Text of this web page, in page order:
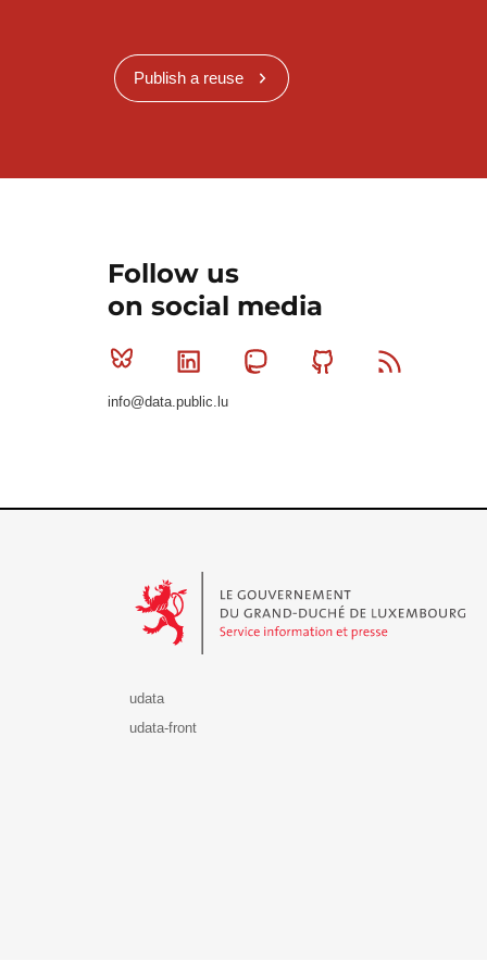
Publish a reuse
Follow us
on social media
Bluesky Linkedin MastodonGithub
info@data.public.lu
udata
udata-front